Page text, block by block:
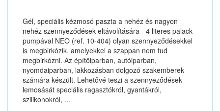
Gél, speciális kézmosó paszta a nehéz és nagyon
nehéz szennyeződések eltávolítására - 4 literes palack
pumpával NEO (ref. 10-404) olyan szennyeződésekkel
is megbirkózik, amelyekkel a szappan nem tud
megbirkózni. Az építőiparban, autóiparban,
nyomdaiparban, lakkozásban dolgozó szakemberek
számára készült. Lehetővé teszi a szennyeződések
lemosását speciális ragasztókról, gyantákról,
szilikonokról, ...